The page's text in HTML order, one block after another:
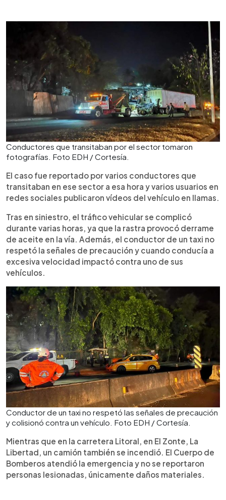
Conductores que transitaban por el sector tomaron
fotografías. Foto EDH / Cortesía.
El caso fue reportado por varios conductores que
transitaban en ese sector a esa hora y varios usuarios en
redes sociales publicaron vídeos del vehículo en llamas.
Tras en siniestro, el tráfico vehicular se complicó
durante varias horas, ya que la rastra provocó derrame
de aceite en la vía. Además, el conductor de un taxi no
respetó la señales de precaución y cuando conducía a
excesiva velocidad impactó contra uno de sus
vehículos.
Conductor de un taxi no respetó las señales de precaución
y colisionó contra un vehículo. Foto EDH / Cortesía.
Mientras que en la carretera Litoral, en El Zonte, La
Libertad, un camión también se incendió. El Cuerpo de
Bomberos atendió la emergencia y no se reportaron
personas lesionadas, únicamente daños materiales.